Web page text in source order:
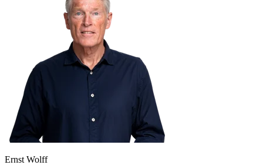
Ernst Wolff